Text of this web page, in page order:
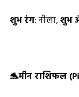
शुभ रंग: नीला,शुभ
🐬मीन राशिफल (